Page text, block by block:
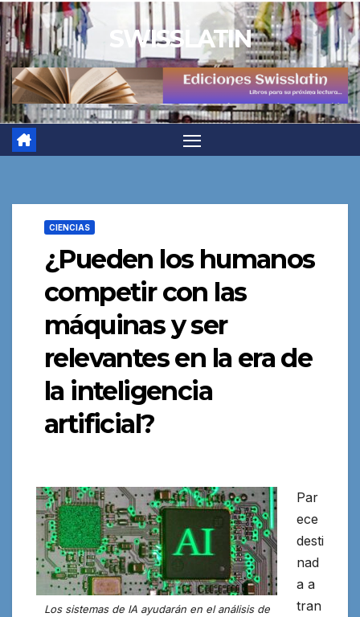
Saltar
al
contenido
SWISSLATIN
CIENCIAS
¿Pueden los humanos
competir con las
máquinas y ser
relevantes en la era de
la inteligencia
artificial?
Los sistemas de IA ayudarán en el análisis de
Par
ece
desti
nad
a a
tran